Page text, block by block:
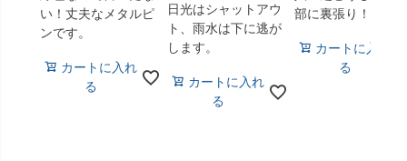
い！丈夫なメタルピ
ンです。
カートに入れ
る
日光はシャットアウ
ト、雨水は下に逃が
します。
カートに入れ
る
部に裏張り！
カートに入れ
る